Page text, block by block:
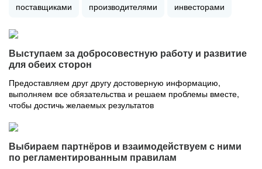
поставщиками производителями инвесторами
Выступаем за добросовестную работу и развитие
для обеих сторон
Предоставляем друг другу достоверную информацию,
выполняем все обязательства и решаем проблемы вместе,
чтобы достичь желаемых результатов
Выбираем партнёров и взаимодействуем с ними
по регламентированным правилам